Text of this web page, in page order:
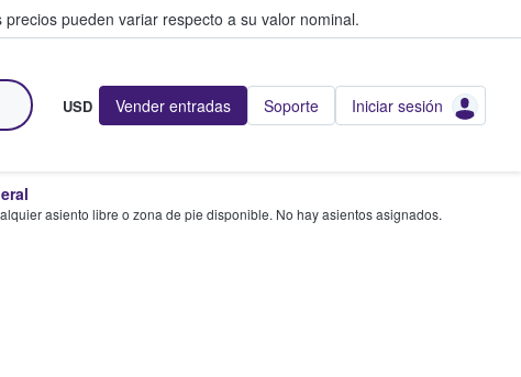
precios pueden variar respecto a su valor nominal.
USD Vender entradas Soporte Iniciar sesión
asiento libre o zona de pie disponible. No hay asientos asignados.